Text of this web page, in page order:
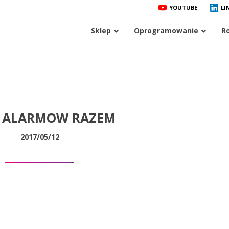
YOUTUBE
Sklep Oprogramowanie
RAZEM
2017/05/12